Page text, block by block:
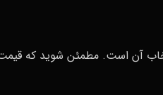
آن است. مطمئن شوید که